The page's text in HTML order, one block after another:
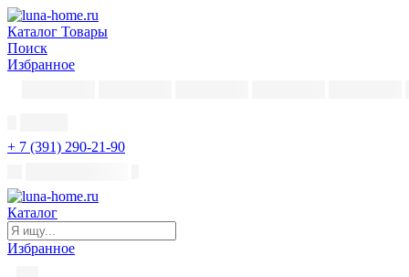
Каталог Товары
Поиск
Избранное
+ 7 (391) 290-21-90
Каталог
Избранное